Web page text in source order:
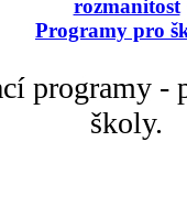
Programy pro
programy -
školy.